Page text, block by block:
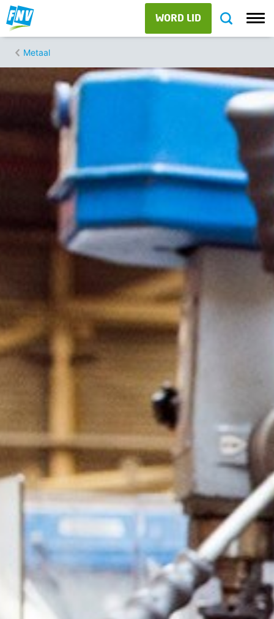
WORD LID
Metaal